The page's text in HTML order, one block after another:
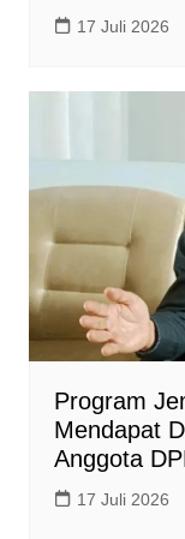
17 Juli 2026
Program
Mendapat
Anggota
17 Juli 2026